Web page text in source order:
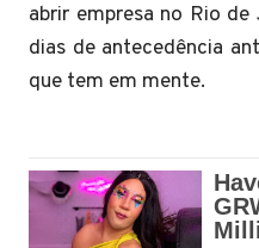
abrir empresa no Rio
dias de antecedência
que tem em mente.